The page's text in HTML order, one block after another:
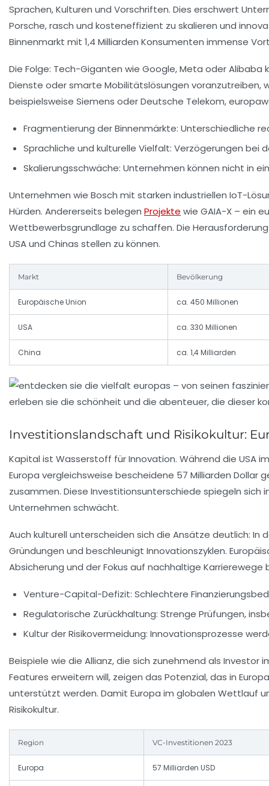
Sprachen, Kulturen und Vorschriften. Dies erschwert
Porsche, rasch und kosteneffizient zu skalieren und
Binnenmarkt mit 1,4 Milliarden Konsumenten immense
Die Folge: Tech-Giganten wie Google, Meta oder
Dienste oder smarte Mobilitätslösungen voranzutreiben,
beispielsweise Siemens oder Deutsche Telekom,
Fragmentierung der Binnenmärkte: Unterschiedliche
Sprachliche und kulturelle Vielfalt: Verzögerungen bei
Skalierungsschwäche: Unternehmen können nicht in
Unternehmen wie Bosch mit starken industriellen IoT-
Hürden. Andererseits belegen Projekte wie GAIA-X – ein
Wettbewerbsgrundlage zu schaffen. Die
USA und Chinas stellen zu können.
Markt Bevölkerung
Europäische Union ca. 450 Millionen
USA ca. 330 Millionen
China ca. 1,4 Milliarden
Investitionslandschaft und Risikokultur:
Kapital ist Wasserstoff für Innovation. Während die USA
Europa vergleichsweise bescheidene 57 Milliarden Dollar
zusammen. Diese Investitionsunterschiede spiegeln sich
Unternehmen schwächt.
Auch kulturell unterscheiden sich die Ansätze deutlich:
Gründungen und beschleunigt Innovationszyklen.
Absicherung und der Fokus auf nachhaltige
Venture-Capital-Defizit: Schlechtere
Regulatorische Zurückhaltung: Strenge Prüfungen,
Kultur der Risikovermeidung: Innovationsprozesse
Beispiele wie die Allianz, die sich zunehmend als
Features erweitern will, zeigen das Potenzial, das in
unterstützt werden. Damit Europa im globalen Wettlauf
Risikokultur.
Region VC-Investitionen 2023
Europa 57 Milliarden USD